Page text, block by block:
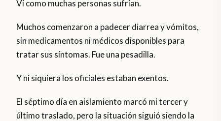
Vi como muchas personas sufrían.
Muchos comenzaron a padecer diarrea y vómitos,
sin medicamentos ni médicos disponibles para
tratar sus síntomas. Fue una pesadilla.
Y ni siquiera los oficiales estaban exentos.
El séptimo día en aislamiento marcó mi tercer y
último traslado, pero la situación siguió siendo la